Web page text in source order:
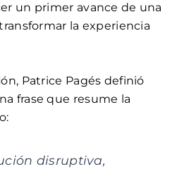
un primer avance de una
la experiencia
Patrice Pagés definió
frase que resume la
disruptiva,